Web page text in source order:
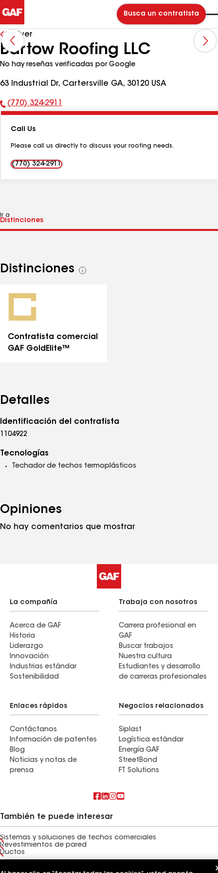
Busca un contratista
Volver
Bartow Roofing LLC
No hay reseñas verificadas por Google
63 Industrial Dr, Cartersville GA, 30120 USA
Número
teléfono:
(770) 324-2911
Call Us
Please call us directly to discuss your roofing needs.
(770) 324-2911
Ir a
Distinciones
Ver
Contratista comercial
GAF GoldElite™
Detalles
Identificación del contratista
1104922
Tecnologías
Techador de techos termoplásticos
Opiniones
No hay comentarios que mostrar
La compañía
Acerca de GAF
Historia
Liderazgo
Innovación
Industrias estándar
Sostenibilidad
Trabaja con nosotros
Carrera profesional en
GAF
Buscar trabajos
Nuestra cultura
Estudiantes y desarrollo
de carreras profesionales
Enlaces rápidos
Contáctanos
Información de patentes
Blog
Noticias y notas de
prensa
Negocios relacionados
Siplast
Logística estándar
Energía GAF
StreetBond
FT Solutions
También te puede interesar
Sistemas y soluciones de techos comerciales
Revestimientos de pared
Ductos
Términos de uso Términos del contratistaAviso de privacidad